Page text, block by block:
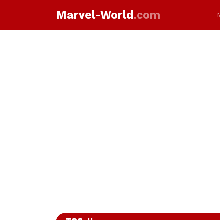
Marvel-World.com